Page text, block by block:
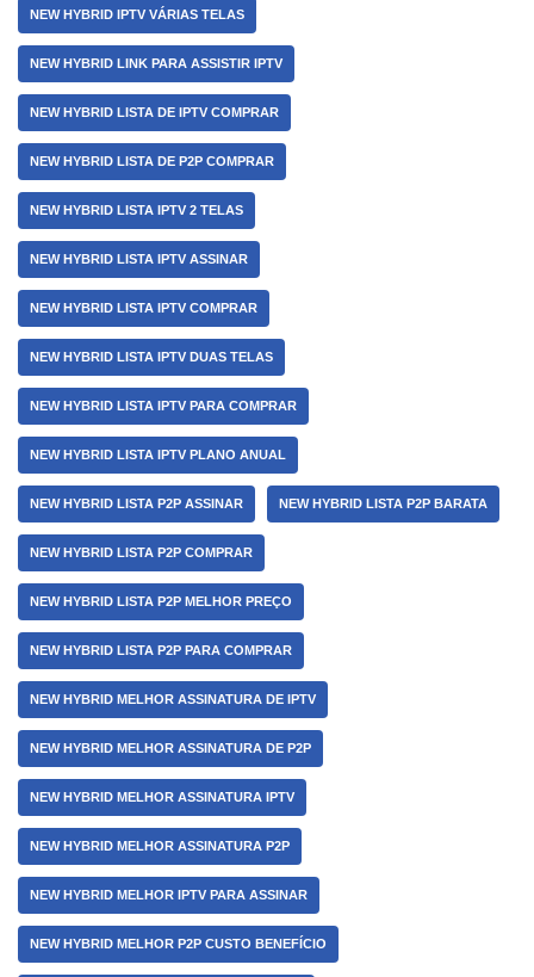
NEW HYBRID IPTV VÁRIAS TELAS
NEW HYBRID LINK PARA ASSISTIR IPTV
NEW HYBRID LISTA DE IPTV COMPRAR
NEW HYBRID LISTA DE P2P COMPRAR
NEW HYBRID LISTA IPTV 2 TELAS
NEW HYBRID LISTA IPTV ASSINAR
NEW HYBRID LISTA IPTV COMPRAR
NEW HYBRID LISTA IPTV DUAS TELAS
NEW HYBRID LISTA IPTV PARA COMPRAR
NEW HYBRID LISTA IPTV PLANO ANUAL
NEW HYBRID LISTA P2P ASSINAR NEW HYBRID LISTA P2P BARATA
NEW HYBRID LISTA P2P COMPRAR
NEW HYBRID LISTA P2P MELHOR PREÇO
NEW HYBRID LISTA P2P PARA COMPRAR
NEW HYBRID MELHOR ASSINATURA DE IPTV
NEW HYBRID MELHOR ASSINATURA DE P2P
NEW HYBRID MELHOR ASSINATURA IPTV
NEW HYBRID MELHOR ASSINATURA P2P
NEW HYBRID MELHOR IPTV PARA ASSINAR
NEW HYBRID MELHOR P2P CUSTO BENEFÍCIO